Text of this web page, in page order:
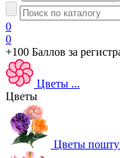
0
0
+100 Баллов за
Цветы ...
Цветы
Цветы